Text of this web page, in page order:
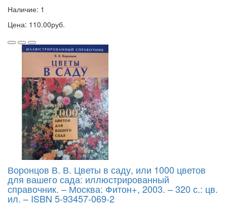
Наличие: 1
Цена: 110.00руб.
Воронцов В. В. Цветы в саду, или 1000 цветов
для вашего сада: иллюстрированный
справочник. – Москва: Фитон+, 2003. – 320 с.: цв.
ил. – ISBN 5-93457-069-2